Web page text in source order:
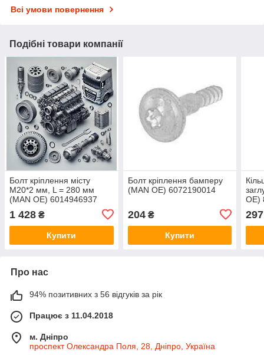
Всі умови повернення
Подібні товари компанії
Болт кріплення місту
M20*2 мм, L = 280 мм
(MAN OE) 6014946937
1 428 ₴
Купити
Болт кріплення бамперу
(MAN OE) 6072190014
204₴
Купити
OE)
297
Про нас
94% позитивних з 56 відгуків за рік
Працює з 11.04.2018
м. Дніпро
проспект Олександра Поля, 28, Дніпро, Україна